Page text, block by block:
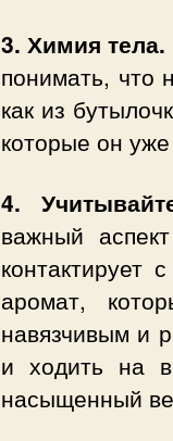
3. Химия тела.
понимать, что
как из
которые он
4.
важный
контактирует
аромат,
навязчивым и
и ходить на
насыщенный